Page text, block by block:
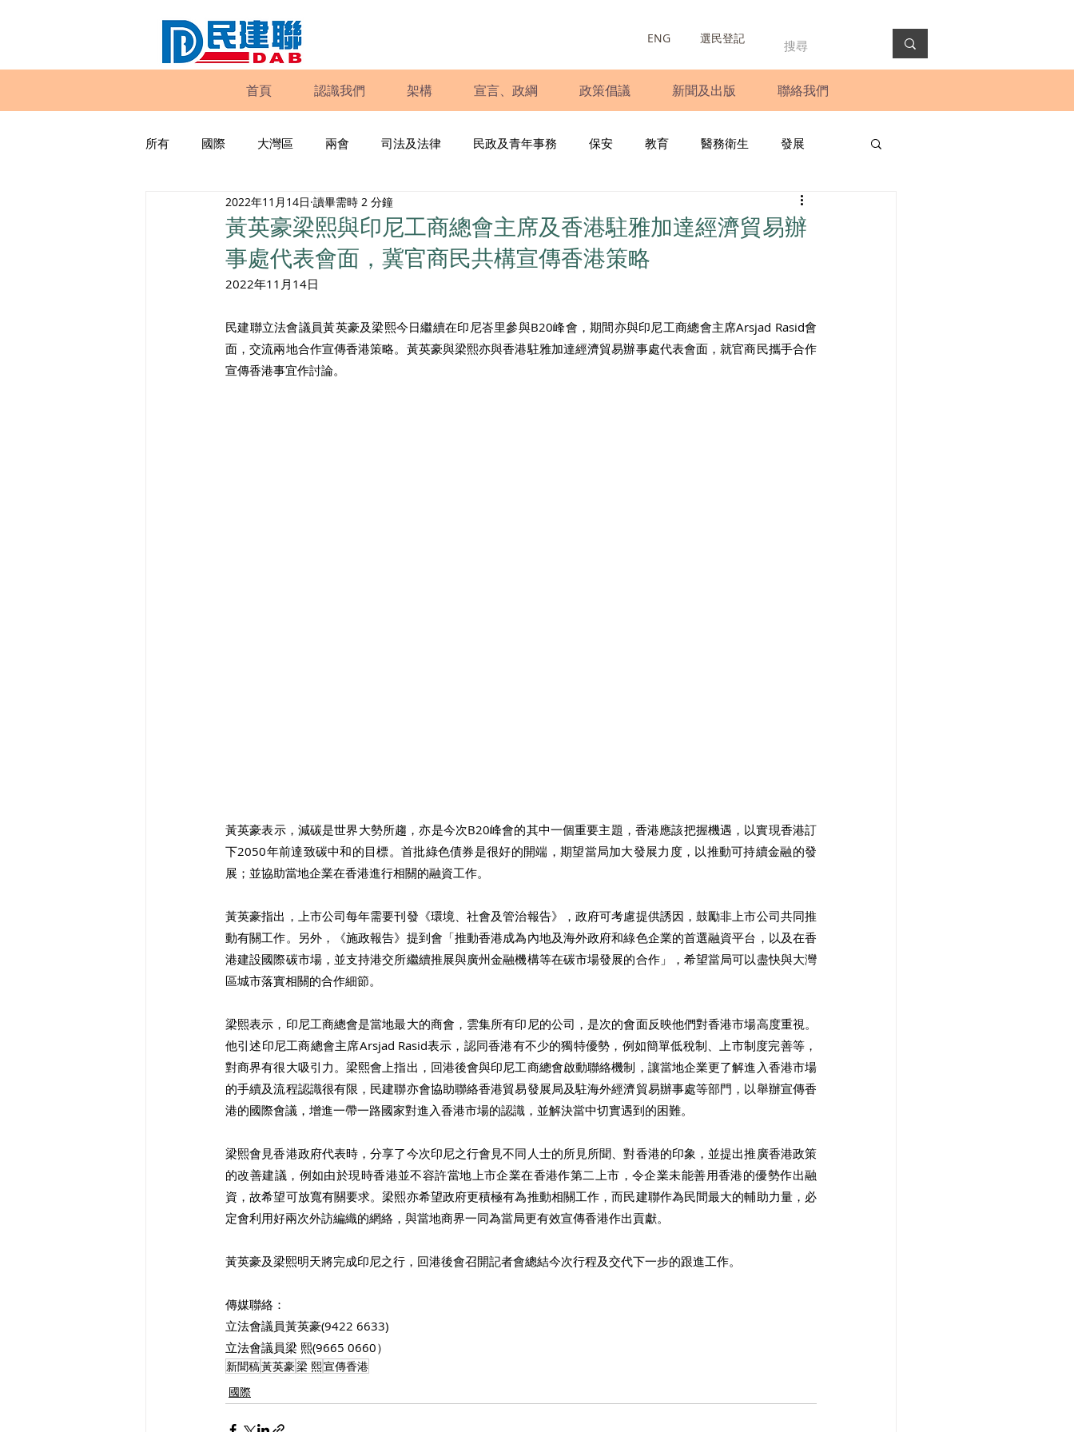
ENG 選民登記
首頁 認識我們 架構 宣言、政綱 政策倡議 新聞及出版 聯絡我們
所有 國際 大灣區 兩會 司法及法律 民政及青年事務 保安 教育 醫務衛生 發展
工商專業 家庭 圓桌會議
民建聯報告及建議書 調查 新冠肺炎 選舉 義工 民生
議會監察 區議會
黃英豪梁熙與印尼工商總會主席及香港駐雅加達經濟貿易辦
事處代表會面，冀官商民共構宣傳香港策略
2022年11月14日 讀畢需時 2 分鐘
2022年11月14日
民建聯立法會議員黃英豪及梁熙今日繼續在印尼峇里參與B20峰會，期間亦與印尼工商總會主席Arsjad Rasid會
面，交流兩地合作宣傳香港策略。黃英豪與梁熙亦與香港駐雅加達經濟貿易辦事處代表會面，就官商民攜手合作
宣傳香港事宜作討論。
黃英豪表示，減碳是世界大勢所趨，亦是今次B20峰會的其中一個重要主題，香港應該把握機遇，以實現香港訂
下2050年前達致碳中和的目標。首批綠色債券是很好的開端，期望當局加大發展力度，以推動可持續金融的發
展；並協助當地企業在香港進行相關的融資工作。
黃英豪指出，上市公司每年需要刊發《環境、社會及管治報告》，政府可考慮提供誘因，鼓勵非上市公司共同推
動有關工作。另外，《施政報告》提到會「推動香港成為內地及海外政府和綠色企業的首選融資平台，以及在香
港建設國際碳市場，並支持港交所繼續推展與廣州金融機構等在碳市場發展的合作」，希望當局可以盡快與大灣
區城市落實相關的合作細節。
梁熙表示，印尼工商總會是當地最大的商會，雲集所有印尼的公司，是次的會面反映他們對香港市場高度重視。
他引述印尼工商總會主席Arsjad Rasid表示，認同香港有不少的獨特優勢，例如簡單低稅制、上市制度完善等，
對商界有很大吸引力。梁熙會上指出，回港後會與印尼工商總會啟動聯絡機制，讓當地企業更了解進入香港市場
的手續及流程認識很有限，民建聯亦會協助聯絡香港貿易發展局及駐海外經濟貿易辦事處等部門，以舉辦宣傳香
港的國際會議，增進一帶一路國家對進入香港市場的認識，並解決當中切實遇到的困難。
梁熙會見香港政府代表時，分享了今次印尼之行會見不同人士的所見所聞、對香港的印象，並提出推廣香港政策
的改善建議，例如由於現時香港並不容許當地上市企業在香港作第二上市，令企業未能善用香港的優勢作出融
資，故希望可放寬有關要求。梁熙亦希望政府更積極有為推動相關工作，而民建聯作為民間最大的輔助力量，必
定會利用好兩次外訪編織的網絡，與當地商界一同為當局更有效宣傳香港作出貢獻。
黃英豪及梁熙明天將完成印尼之行，回港後會召開記者會總結今次行程及交代下一步的跟進工作。
傳媒聯絡：
立法會議員黃英豪(9422 6633)
立法會議員梁 熙(9665 0660）
新聞稿黃英豪梁 熙宣傳香港
國際